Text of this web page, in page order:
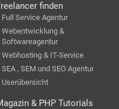
finden
Full Service Agentur
Webentwicklung &
Softwareagentur
Webhosting & IT-Service
SEA , SEM und SEO Agentur
Userübersicht
& PHP Tutorials